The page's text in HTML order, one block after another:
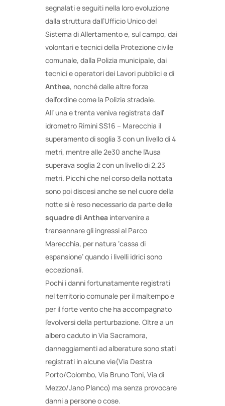
segnalati e seguiti nella loro evoluzione
dalla struttura dall’Ufficio Unico del
Sistema di Allertamento e, sul campo, dai
volontari e tecnici della Protezione civile
comunale, dalla Polizia municipale, dai
tecnici e operatori dei Lavori pubblici e di
Anthea, nonché dalle altre forze
dell’ordine come la Polizia stradale.
All’ una e trenta veniva registrata dall’
idrometro Rimini SS16 – Marecchia il
superamento di soglia 3 con un livello di 4
metri, mentre alle 2e30 anche l’Ausa
superava soglia 2 con un livello di 2,23
metri. Picchi che nel corso della nottata
sono poi discesi anche se nel cuore della
notte si è reso necessario da parte delle
squadre di Antheaintervenire a
transennare gli ingressi al Parco
Marecchia, per natura ‘cassa di
espansione’ quando i livelli idrici sono
eccezionali.
Pochi i danni fortunatamente registrati
nel territorio comunale per il maltempo e
per il forte vento che ha accompagnato
l’evolversi della perturbazione. Oltre a un
albero caduto in Via Sacramora,
danneggiamenti ad alberature sono stati
registrati in alcune vie(Via Destra
Porto/Colombo, Via Bruno Toni, Via di
Mezzo/Jano Planco) ma senza provocare
danni a persone o cose.